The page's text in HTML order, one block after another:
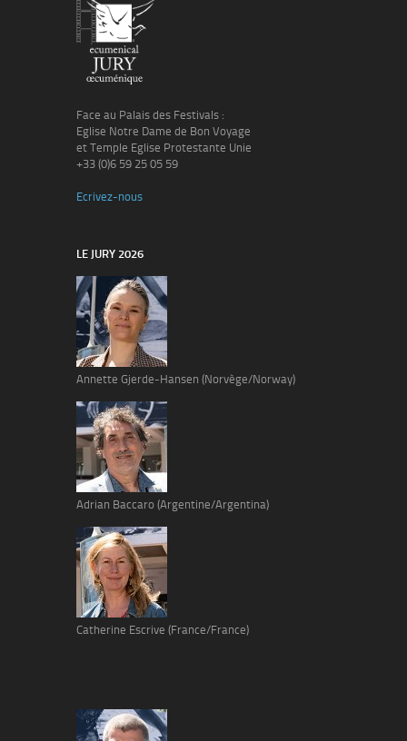
Face au Palais des Festivals :
Eglise Notre Dame de Bon Voyage
et Temple Eglise Protestante Unie
+33 (0)6 59 25 05 59
Ecrivez-nous
LE JURY 2026
Annette Gjerde-Hansen (Norvège/Norway)
Adrian Baccaro (Argentine/Argentina)
Catherine Escrive (France/France)